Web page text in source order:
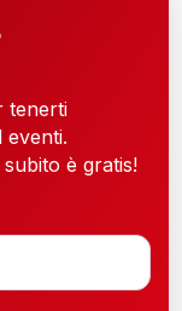
tenerti
eventi.
è gratis!